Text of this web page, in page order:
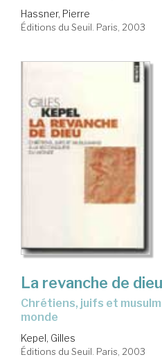
Hassner, Pierre
Éditions du Seuil. Paris, 2003
La revanche de dieu
chrétiens, juifs et musulmans à la reconquête du
monde
Kepel, Gilles
Éditions du Seuil. Paris, 2003